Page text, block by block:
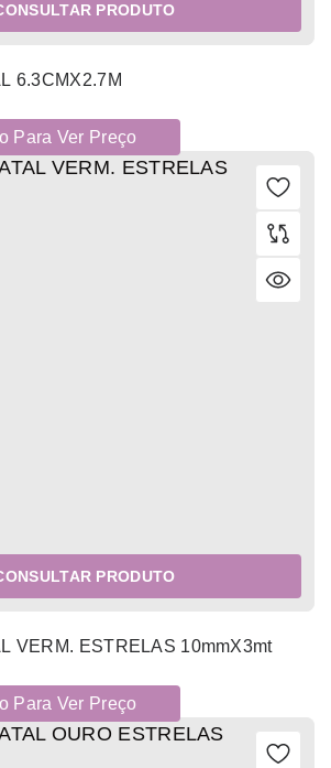
PRODUTO
6.3CMX2.7M
Para Ver Preço
PRODUTO
VERM. ESTRELAS 10mmX3mt
Para Ver Preço